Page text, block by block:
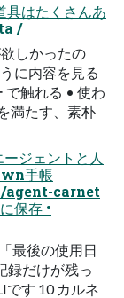
はたくさんあ
/
しかったの
に内容を見る
で触れる • 使わ
満たす、素朴
ジェントと人
手帳
carnet
保存 •
最後の使用日
録だけが残っ
です 10 カルネ